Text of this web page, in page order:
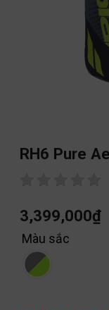
RH6 Pure
3,399,000₫
Màu sắc